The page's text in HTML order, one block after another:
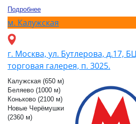
Подробнее
м. Калужская
г. Москва, ул. Бутлерова, д.17,
торговая галерея, п. 3025.
Калужская (650 м)
Беляево (1000 м)
Коньково (2100 м)
Новые Черёмушки
(2360 м)